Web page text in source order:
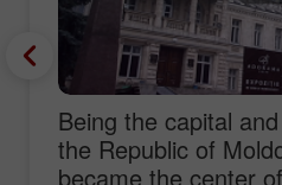
Being the capital
the Republic of
became the center